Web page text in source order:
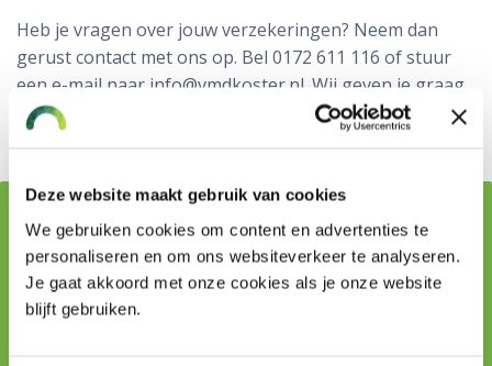
Deze website maakt gebruik van cookies
We gebruiken cookies om content en advertenties te
personaliseren en om ons websiteverkeer te analyseren.
Je gaat akkoord met onze cookies als je onze website
blijft gebruiken.
Heb je vragen over jouw verzekeringen? Neem dan
gerust contact met ons op. Bel 0172 611 116 of stuur
een e-mail naar info@vmdkoster.nl. Wij geven je graag
een persoonlijke toelichting.
Vraag stellen aan onze adviseurs
Naam